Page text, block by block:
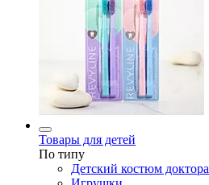
Товары для детей
По типу
Детский костюм доктора